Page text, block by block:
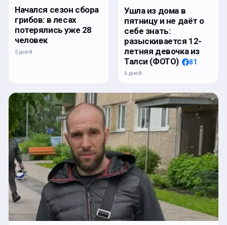
Начался сезон сбора
грибов: в лесах
потерялись уже 28
человек
5 дней
Ушла из дома в
пятницу и не даёт о
себе знать:
разыскивается 12-
летняя девочка из
Талси (ФОТО)
81
6 дней